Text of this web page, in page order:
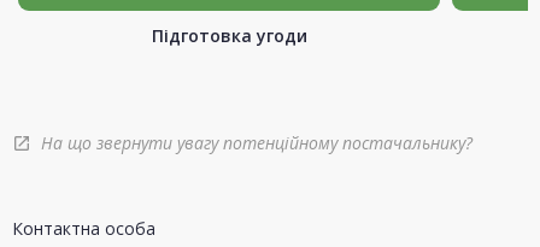
Підготовка угоди
open_in_new На що звернути увагу потенційному постачальнику?
Контактна особа